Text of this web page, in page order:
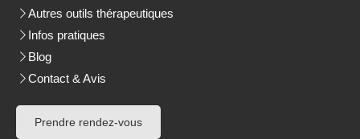
Autres outils thérapeutiques
Infos pratiques
Blog
Contact & Avis
Prendre rendez-vous